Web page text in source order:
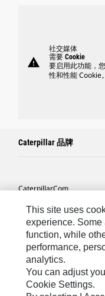
warning
社交媒体
需要 Cookie
要启用此功能，
性和性能 Cookie。
Caterpillar 品牌
Caterpillar.com
联系 Caterpillar
站点地图
Cookie Settings
法律
隐私
This site uses
experience. Some
function, while
performance,
analytics.
You can adjust
Cookie Settings.